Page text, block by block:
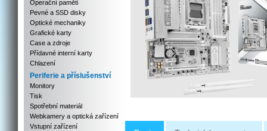
Operační paměti
Pevné a SSD disky
Optické mechaniky
Grafické karty
Case a zdroje
Přídavné interní karty
Chlazení
Periferie a příslušenství
Monitory
Tisk
Spotřební materiál
Webkamery a optická zařízení
Vstupní zařízení